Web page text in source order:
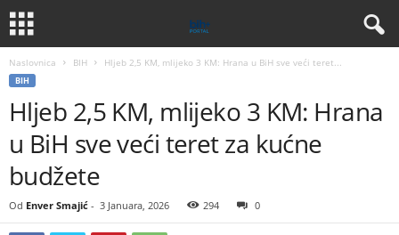
Naslovnica BIH Hljeb 2,5 KM, mlijeko 3 KM: Hrana u BiH sve veći teret...
BIH
Hljeb 2,5 KM, mlijeko 3 KM: Hrana
u BiH sve veći teret za kućne
budžete
Od Enver Smajić - 3 Januara, 2026 294 0